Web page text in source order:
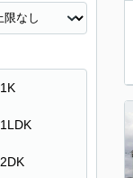
1K
1LDK
2DK